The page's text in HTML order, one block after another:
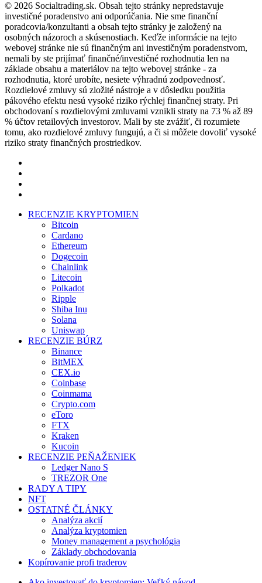
© 2026 Socialtrading.sk. Obsah tejto stránky nepredstavuje
investičné poradenstvo ani odporúčania. Nie sme finanční
poradcovia/konzultanti a obsah tejto stránky je založený na
osobných názoroch a skúsenostiach. Keďže informácie na tejto
webovej stránke nie sú finančným ani investičným poradenstvom,
nemali by ste prijímať finančné/investičné rozhodnutia len na
základe obsahu a materiálov na tejto webovej stránke - za
rozhodnutia, ktoré urobíte, nesiete výhradnú zodpovednosť.
Rozdielové zmluvy sú zložité nástroje a v dôsledku použitia
pákového efektu nesú vysoké riziko rýchlej finančnej straty. Pri
obchodovaní s rozdielovými zmluvami vznikli straty na 73 % až 89
% účtov retailových investorov. Mali by ste zvážiť, či rozumiete
tomu, ako rozdielové zmluvy fungujú, a či si môžete dovoliť vysoké
riziko straty finančných prostriedkov.
Close
RECENZIE KRYPTOMIEN
Bitcoin
Cardano
Ethereum
Dogecoin
Chainlink
Litecoin
Polkadot
Ripple
Shiba Inu
Solana
Uniswap
RECENZIE BÚRZ
Binance
BitMEX
CEX.io
Coinbase
Coinmama
Crypto.com
eToro
FTX
Kraken
Kucoin
RECENZIE PEŇAŽENIEK
Ledger Nano S
TREZOR One
RADY A TIPY
NFT
OSTATNÉ ČLÁNKY
Analýza akcií
Analýza kryptomien
Money management a psychológia
Základy obchodovania
Kopírovanie profi traderov